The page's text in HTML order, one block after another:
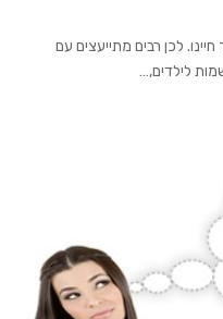
לכן רבים מתייעצים עם
לילדים,…